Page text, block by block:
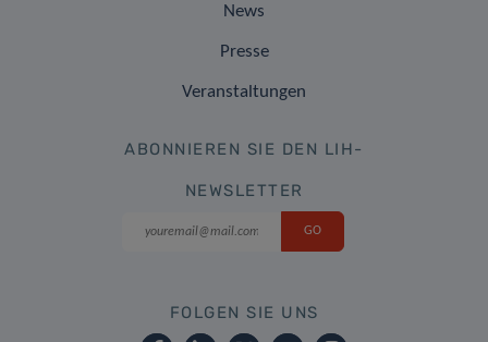
News
Presse
Veranstaltungen
ABONNIEREN SIE DEN LIH-
NEWSLETTER
FOLGEN SIE UNS